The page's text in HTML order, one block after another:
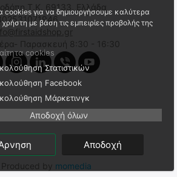
69133, Ελλάδα
Παρασκευή 8:30 - 16:30
by momedia
cookies για να δημιουργήσουμε καλύτερα
χρήστη με βάση τις εμπειρίες προβολής της
cookies
Στατιστικών
Facebook
Μάρκετινγκ
Αποδοχή όλων
Αποδοχή